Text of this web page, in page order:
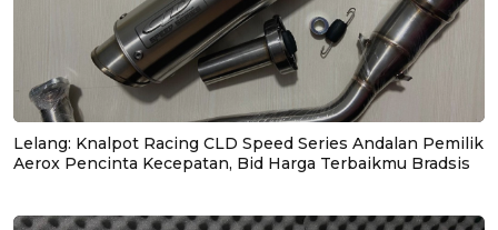
Lelang: Knalpot Racing CLD Speed Series Andalan Pemilik
Aerox Pencinta Kecepatan, Bid Harga Terbaikmu Bradsis